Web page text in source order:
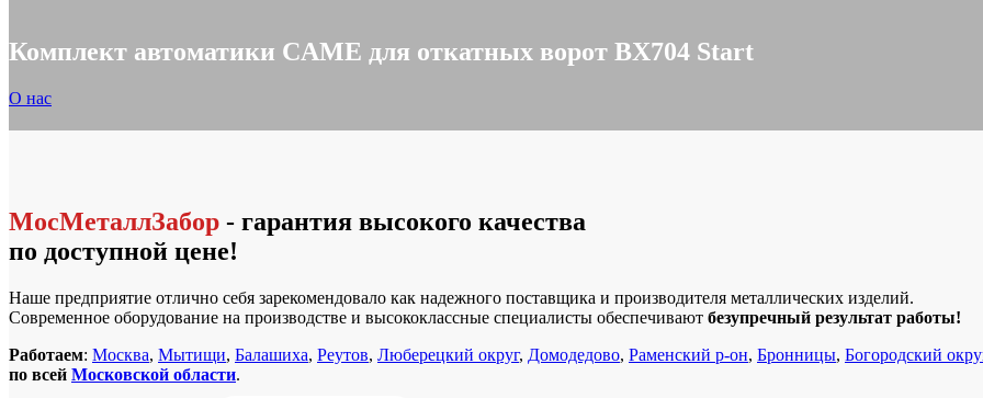
Комплект автоматики CAME для откатных ворот BX704 Start
О нас
МосМеталлЗабор - гарантия высокого качества
по доступной цене!
Наше предприятие отлично себя зарекомендовало как надежного поставщика и производителя металлических изделий.
Современное оборудование на производстве и высококлассные специалисты обеспечивают безупречный результат работы!
Работаем: Москва, Мытищи, Балашиха, Реутов, Люберецкий округ, Домодедово, Раменский р-он, Бронницы, Богородский
по всей Московской области.